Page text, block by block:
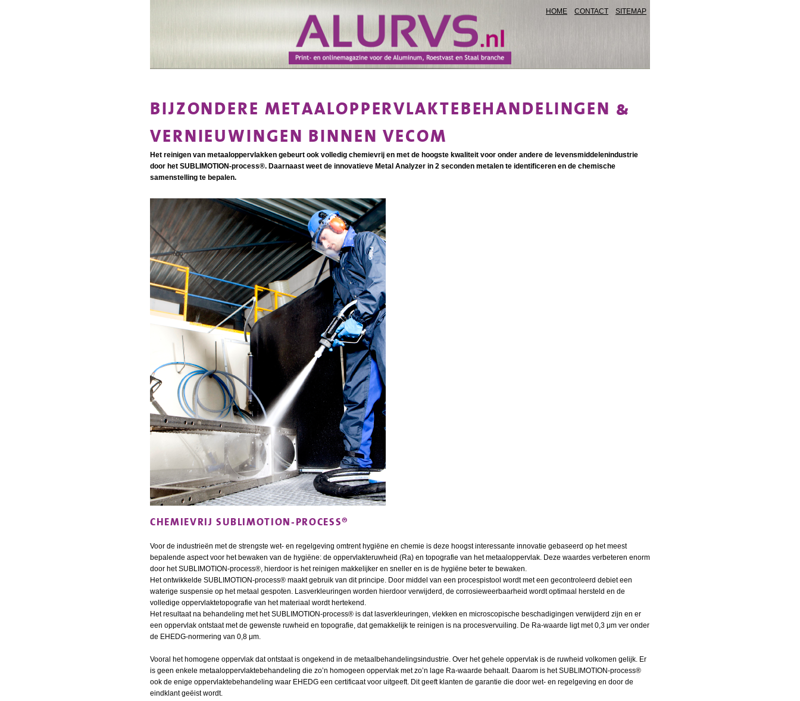
HOME CONTACT SITEMAP
BIJZONDERE METAALOPPERVLAKTEBEHANDELINGEN &
VERNIEUWINGEN BINNEN VECOM
Het reinigen van metaaloppervlakken gebeurt ook volledig chemievrij en met de hoogste kwaliteit voor onder andere de levensmiddelenindustrie
door het SUBLIMOTION-process®. Daarnaast weet de innovatieve Metal Analyzer in 2 seconden metalen te identificeren en de chemische
samenstelling te bepalen.
CHEMIEVRIJ SUBLIMOTION-PROCESS®
Voor de industrieën met de strengste wet- en regelgeving omtrent hygiëne en chemie is deze hoogst interessante innovatie gebaseerd op het meest
bepalende aspect voor het bewaken van de hygiëne: de oppervlakteruwheid (Ra) en topografie van het metaaloppervlak. Deze waardes verbeteren enorm
door het SUBLIMOTION-process®, hierdoor is het reinigen makkelijker en sneller en is de hygiëne beter te bewaken.
Het ontwikkelde SUBLIMOTION-process® maakt gebruik van dit principe. Door middel van een procespistool wordt met een gecontroleerd debiet een
waterige suspensie op het metaal gespoten. Lasverkleuringen worden hierdoor verwijderd, de corrosieweerbaarheid wordt optimaal hersteld en de
volledige oppervlaktetopografie van het materiaal wordt hertekend.
Het resultaat na behandeling met het SUBLIMOTION-process® is dat lasverkleuringen, vlekken en microscopische beschadigingen verwijderd zijn en er
een oppervlak ontstaat met de gewenste ruwheid en topografie, dat gemakkelijk te reinigen is na procesvervuiling. De Ra-waarde ligt met 0,3 μm ver onder
de EHEDG-normering van 0,8 μm.
Vooral het homogene oppervlak dat ontstaat is ongekend in de metaalbehandelingsindustrie. Over het gehele oppervlak is de ruwheid volkomen gelijk. Er
is geen enkele metaaloppervlaktebehandeling die zo’n homogeen oppervlak met zo’n lage Ra-waarde behaalt. Daarom is het SUBLIMOTION-process®
ook de enige oppervlaktebehandeling waar EHEDG een certificaat voor uitgeeft. Dit geeft klanten de garantie die door wet- en regelgeving en door de
eindklant geëist wordt.